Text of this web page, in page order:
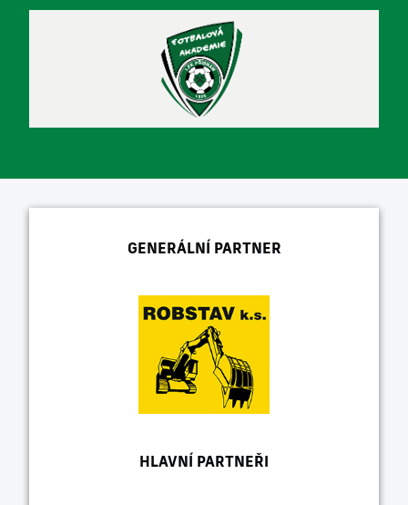
GENERÁLNÍ PARTNER
HLAVNÍ PARTNEŘI